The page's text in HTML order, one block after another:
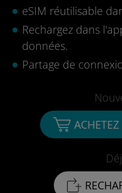
eSIM réutilisable
Rechargez dans
données.
Partage de